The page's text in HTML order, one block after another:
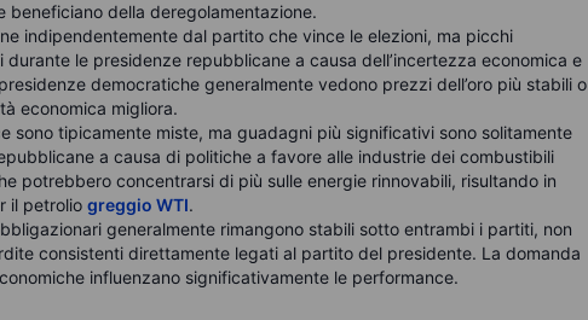
beneficiano della deregolamentazione.
indipendentemente dal partito che vince le elezioni, ma picchi
le presidenze repubblicane a causa dell’incertezza economica e
democratiche generalmente vedono prezzi dell’oro più stabili o
economica migliora.
sono tipicamente miste, ma guadagni più significativi sono solitamente
a causa di politiche a favore alle industrie dei combustibili
potrebbero concentrarsi di più sulle energie rinnovabili, risultando in
il petrolio greggio WTI.
generalmente rimangono stabili sotto entrambi i partiti, non
consistenti direttamente legati al partito del presidente. La domanda
influenzano significativamente le performance.